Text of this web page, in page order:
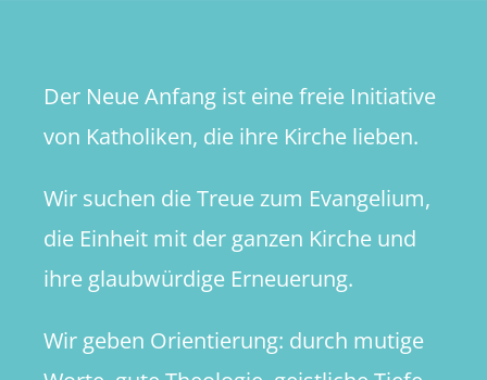
Der Neue Anfang ist eine freie Initiative
von Katholiken, die ihre Kirche lieben.
Wir suchen die Treue zum Evangelium,
die Einheit mit der ganzen Kirche und
ihre glaubwürdige Erneuerung.
Wir geben Orientierung: durch mutige